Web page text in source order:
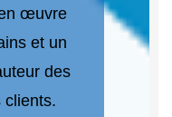
œuvre
et un
des
clients.